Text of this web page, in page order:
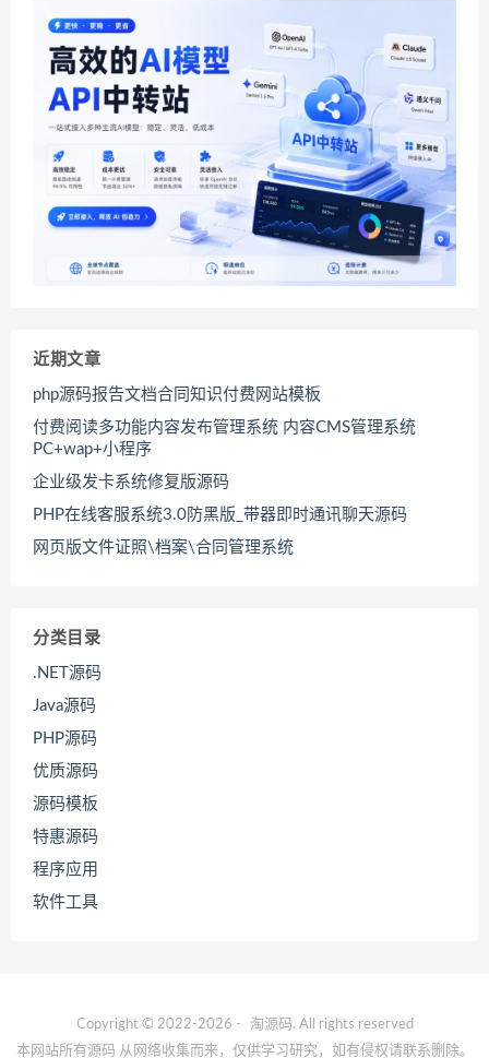
近期文章
php源码报告文档合同知识付费网站模板
付费阅读多功能内容发布管理系统 内容CMS管理系统
PC+wap+小程序
企业级发卡系统修复版源码
PHP在线客服系统3.0防黑版_带器即时通讯聊天源码
网页版文件证照\档案\合同管理系统
分类目录
.NET源码
Java源码
PHP源码
优质源码
源码模板
特惠源码
程序应用
软件工具
Copyright © 2022-2026 - 淘源码. All rights reserved
本网站所有源码 从网络收集而来，仅供学习研究，如有侵权请联系删除。